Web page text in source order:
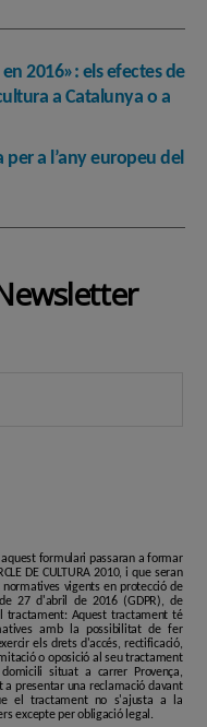
2016»: els efectes de
a Catalunya o a
per a l’any europeu del
formulari passaran a formar
DE CULTURA 2010, i que seran
vigents en protecció de
27 d'abril de 2016 (GDPR), de
tractament: Aquest tractament té
amb la possibilitat de fer
els drets d'accés, rectificació,
o oposició al seu tractament
situat a carrer Provença,
a presentar una reclamació davant
el tractament no s'ajusta a la
excepte per obligació legal.